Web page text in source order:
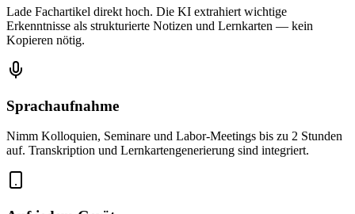
Lade Fachartikel direkt hoch. Die KI extrahiert wichtige
Erkenntnisse als strukturierte Notizen und Lernkarten — kein
Kopieren nötig.
Sprachaufnahme
Nimm Kolloquien, Seminare und Labor-Meetings bis zu 2 Stunden
auf. Transkription und Lernkartengenerierung sind integriert.